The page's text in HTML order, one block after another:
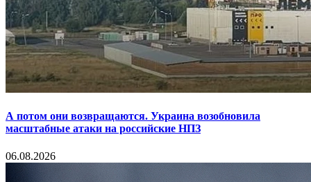
А потом они возвращаются. Украина возобновила
масштабные атаки на российские НПЗ
06.08.2026